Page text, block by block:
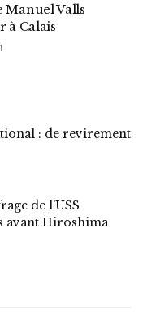
Manuel Valls
à Calais
1
: de revirement
de l’USS
avant Hiroshima